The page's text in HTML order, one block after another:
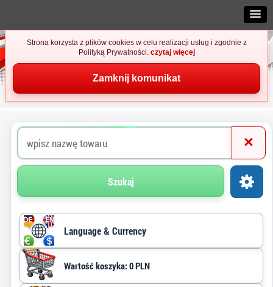
Strona korzysta z plików cookies w celu realizacji usług i zgodnie z
Polityką Prywatności. czytaj więcej
Zamknij komunikat
Language & Currency
Wartość koszyka: 0 PLN
Szukaj
×